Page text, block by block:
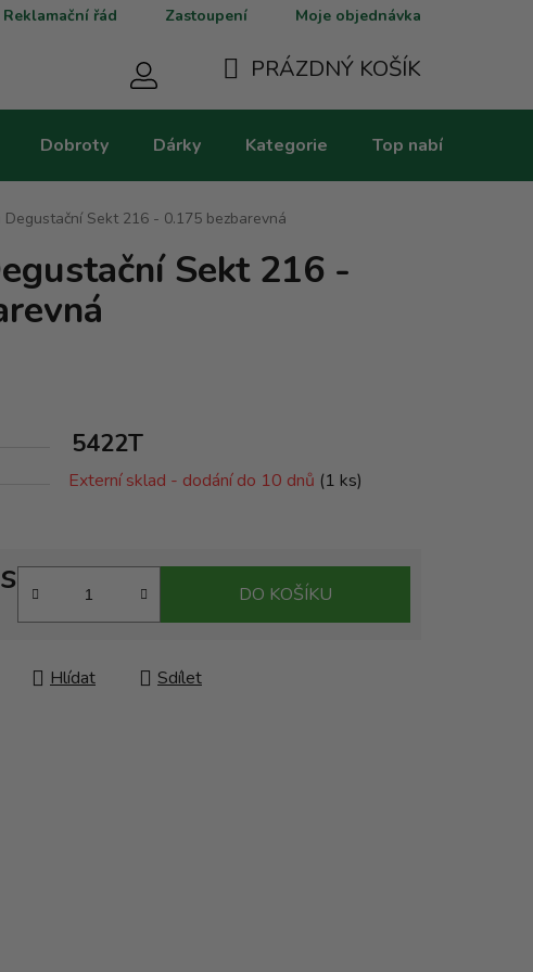
Reklamační řád Zastoupení Moje objednávka
KOŠÍK
PRÁZDNÝ KOŠÍK
Dobroty Dárky Kategorie Top nabídky
Degustační Sekt 216 - 0.175 bezbarevná
Sekt 216 -
5422T
Externí sklad - dodání do 10 dnů (1 ks)
DO KOŠÍKU
Hlídat Sdílet